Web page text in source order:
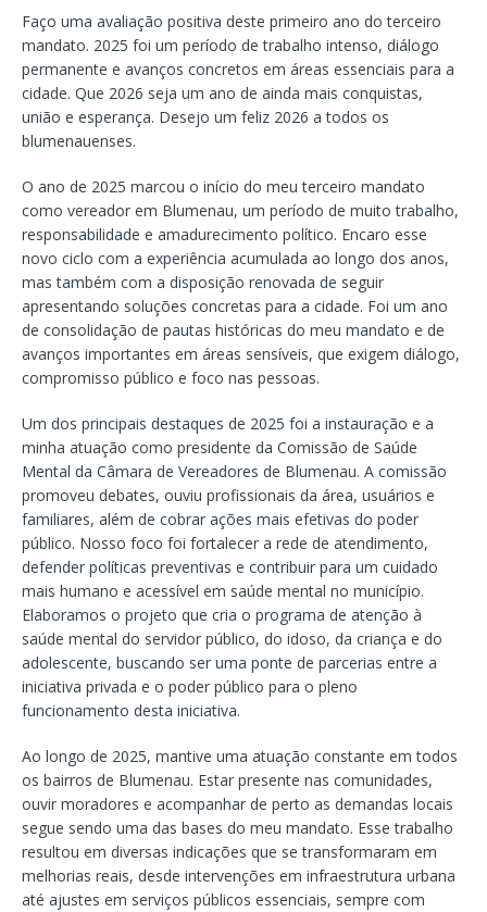
Faço uma avaliação positiva deste primeiro ano do terceiro
mandato. 2025 foi um período de trabalho intenso, diálogo
permanente e avanços concretos em áreas essenciais para a
cidade. Que 2026 seja um ano de ainda mais conquistas,
união e esperança. Desejo um feliz 2026 a todos os
blumenauenses.
O ano de 2025 marcou o início do meu terceiro mandato
como vereador em Blumenau, um período de muito trabalho,
responsabilidade e amadurecimento político. Encaro esse
novo ciclo com a experiência acumulada ao longo dos anos,
mas também com a disposição renovada de seguir
apresentando soluções concretas para a cidade. Foi um ano
de consolidação de pautas históricas do meu mandato e de
avanços importantes em áreas sensíveis, que exigem diálogo,
compromisso público e foco nas pessoas.
Um dos principais destaques de 2025 foi a instauração e a
minha atuação como presidente da Comissão de Saúde
Mental da Câmara de Vereadores de Blumenau. A comissão
promoveu debates, ouviu profissionais da área, usuários e
familiares, além de cobrar ações mais efetivas do poder
público. Nosso foco foi fortalecer a rede de atendimento,
defender políticas preventivas e contribuir para um cuidado
mais humano e acessível em saúde mental no município.
Elaboramos o projeto que cria o programa de atenção à
saúde mental do servidor público, do idoso, da criança e do
adolescente, buscando ser uma ponte de parcerias entre a
iniciativa privada e o poder público para o pleno
funcionamento desta iniciativa.
Ao longo de 2025, mantive uma atuação constante em todos
os bairros de Blumenau. Estar presente nas comunidades,
ouvir moradores e acompanhar de perto as demandas locais
segue sendo uma das bases do meu mandato. Esse trabalho
resultou em diversas indicações que se transformaram em
melhorias reais, desde intervenções em infraestrutura urbana
até ajustes em serviços públicos essenciais, sempre com